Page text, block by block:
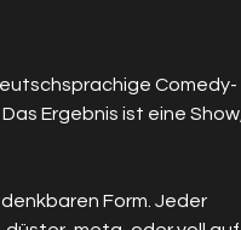
Comedy-
Ergebnis ist eine Show,
Form. Jeder